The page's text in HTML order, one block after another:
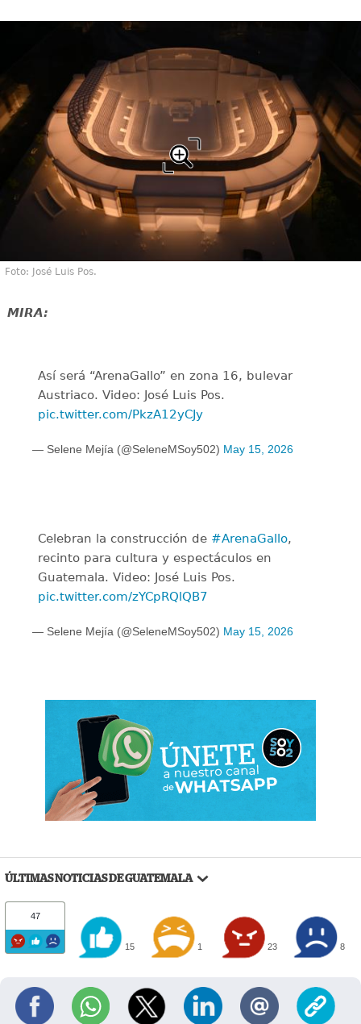
Foto: José Luis Pos.
MIRA:
Así será “ArenaGallo” en zona 16, bulevar
Austriaco. Video: José Luis Pos.
pic.twitter.com/PkzA12yCJy
— Selene Mejía (@SeleneMSoy502) May 15, 2026
Celebran la construcción de #ArenaGallo,
recinto para cultura y espectáculos en
Guatemala. Video: José Luis Pos.
pic.twitter.com/zYCpRQlQB7
— Selene Mejía (@SeleneMSoy502) May 15, 2026
ÚLTIMAS NOTICIAS DE GUATEMALA
47
15 1 23 8